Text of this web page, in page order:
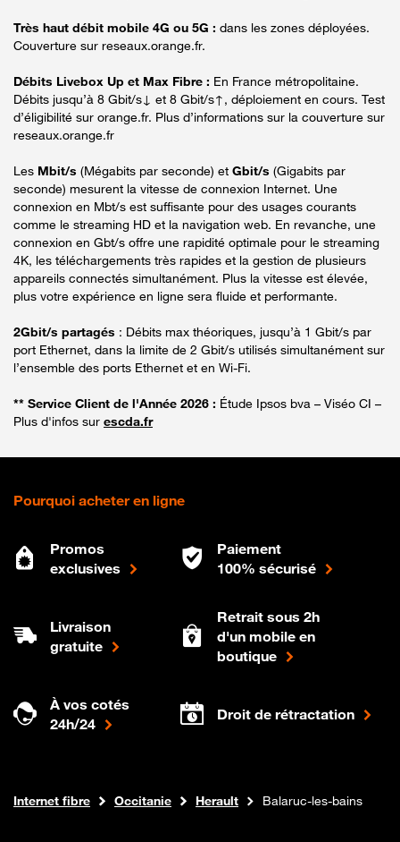
Très haut débit mobile 4G ou 5G : dans les zones déployées.
Couverture sur reseaux.orange.fr.
Débits Livebox Up et Max Fibre : En France métropolitaine.
Débits jusqu’à 8 Gbit/s↓ et 8 Gbit/s↑, déploiement en cours. Test
d’éligibilité sur orange.fr. Plus d’informations sur la couverture sur
reseaux.orange.fr
Les Mbit/s (Mégabits par seconde) et Gbit/s (Gigabits par
seconde) mesurent la vitesse de connexion Internet. Une
connexion en Mbt/s est suffisante pour des usages courants
comme le streaming HD et la navigation web. En revanche, une
connexion en Gbt/s offre une rapidité optimale pour le streaming
4K, les téléchargements très rapides et la gestion de plusieurs
appareils connectés simultanément. Plus la vitesse est élevée,
plus votre expérience en ligne sera fluide et performante.
2Gbit/s partagés : Débits max théoriques, jusqu’à 1 Gbit/s par
port Ethernet, dans la limite de 2 Gbit/s utilisés simultanément sur
l’ensemble des ports Ethernet et en Wi-Fi.
** Service Client de l'Année 2026 : Étude Ipsos bva – Viséo CI –
Plus d'infos sur escda.fr
Pourquoi acheter en ligne
Promos
exclusives
Paiement
100% sécurisé
Livraison
gratuite
Retrait sous 2h
d'un mobile en
boutique
À vos cotés
24h/24
Droit de rétractation
Boutique Orange
Internet fibre Occitanie Herault Balaruc-les-bains